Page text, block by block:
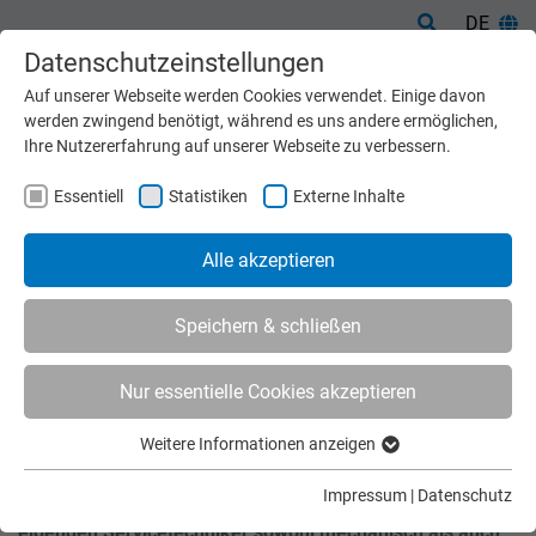
DE
Leistungen Installation
INSTALLATION
Die Montagen und Inbetriebnahmen werden durch unsere
eigenden Servicetechniker sowohl mechanisch als auch
Datenschutzeinstellungen
Auf unserer Webseite werden Cookies verwendet. Einige davon
werden zwingend benötigt, während es uns andere ermöglichen,
Ihre Nutzererfahrung auf unserer Webseite zu verbessern.
Essentiell Statistiken Externe Inhalte
Alle akzeptieren
Speichern & schließen
Nur essentielle Cookies akzeptieren
Essentielle Cookies werden für grundlegende Funktionen der
Weitere Informationen anzeigen
Impressum | Datenschutz